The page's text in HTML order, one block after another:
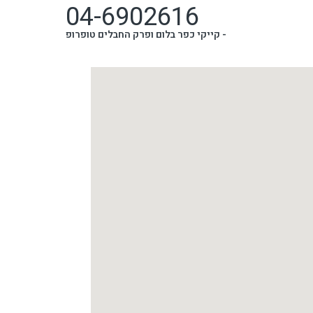
04-6902616 - קייקי כפר בלום ופרק החבלים טופרופ